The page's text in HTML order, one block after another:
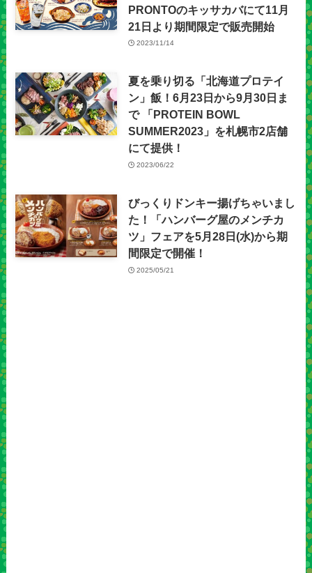
PRONTOのキッサカバにて11月
21日より期間限定で販売開始
2023/11/14
夏を乗り切る「北海道プロテイ
ン」飯！6月23日から9月30日ま
で 「PROTEIN BOWL
SUMMER2023」を札幌市2店舗
にて提供！
2023/06/22
びっくりドンキー揚げちゃいまし
た！「ハンバーグ屋のメンチカ
ツ」フェアを5月28日(水)から期
間限定で開催！
2025/05/21